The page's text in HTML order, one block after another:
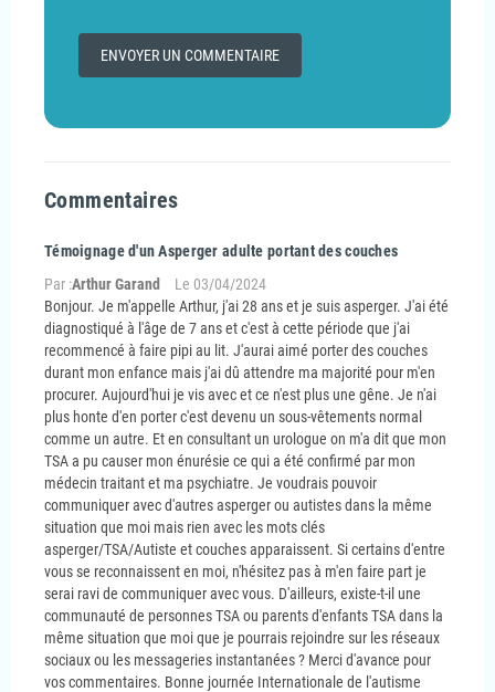
Commentaires
Témoignage d'un Asperger adulte portant des couches
Par :Arthur Garand Le 03/04/2024
Bonjour. Je m'appelle Arthur, j'ai 28 ans et je suis asperger. J'ai été
diagnostiqué à l'âge de 7 ans et c'est à cette période que j'ai
recommencé à faire pipi au lit. J'aurai aimé porter des couches
durant mon enfance mais j'ai dû attendre ma majorité pour m'en
procurer. Aujourd'hui je vis avec et ce n'est plus une gêne. Je n'ai
plus honte d'en porter c'est devenu un sous-vêtements normal
comme un autre. Et en consultant un urologue on m'a dit que mon
TSA a pu causer mon énurésie ce qui a été confirmé par mon
médecin traitant et ma psychiatre. Je voudrais pouvoir
communiquer avec d'autres asperger ou autistes dans la même
situation que moi mais rien avec les mots clés
asperger/TSA/Autiste et couches apparaissent. Si certains d'entre
vous se reconnaissent en moi, n'hésitez pas à m'en faire part je
serai ravi de communiquer avec vous. D'ailleurs, existe-t-il une
communauté de personnes TSA ou parents d'enfants TSA dans la
même situation que moi que je pourrais rejoindre sur les réseaux
sociaux ou les messageries instantanées ? Merci d'avance pour
vos commentaires. Bonne journée Internationale de l'autisme